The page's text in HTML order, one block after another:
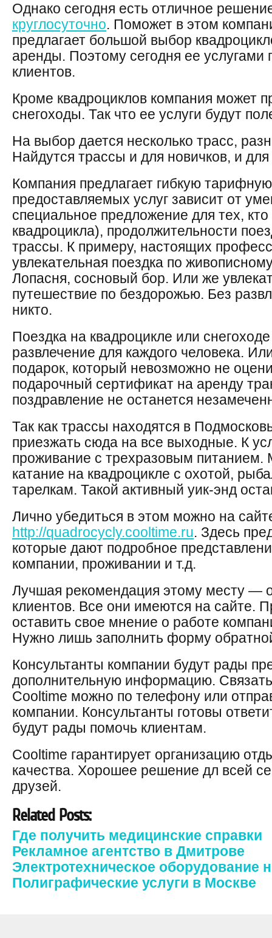
Однако сегодня есть отличное
круглосуточно. Поможет в этом
предлагает большой выбор
аренды. Поэтому сегодня ее услугами
клиентов.
Кроме квадроциклов компания может
снегоходы. Так что ее услуги будут
На выбор дается несколько трасс,
Найдутся трассы и для новичков, и
Компания предлагает гибкую
предоставляемых услуг зависит от
специальное предложение для тех,
квадроцикла), продолжительности
трассы. К примеру, настоящих
увлекательная поездка по
Лопасня, сосновый бор. Или же
путешествие по бездорожью. Без
никто.
Поездка на квадроцикле или
развлечение для каждого человека.
подарок, который невозможно не
подарочный сертификат на аренду
поздравление не останется
Так как трассы находятся в
приезжать сюда на все выходные. К
проживание с трехразовым питанием.
катание на квадроцикле с охотой,
тарелкам. Такой активный уик-энд
Лично убедиться в этом можно на
http://quadrocycly.cooltime.ru. Здесь
которые дают подробное
компании, проживании и т.д.
Лучшая рекомендация этому месту —
клиентов. Все они имеются на сайте.
оставить свое мнение о работе
Нужно лишь заполнить форму
Консультанты компании будут рады
дополнительную информацию.
Cooltime можно по телефону или
компании. Консультанты готовы
будут рады помочь клиентам.
Cooltime гарантирует организацию
качества. Хорошее решение дл всей
друзей.
Related Posts:
Где получить медицинские справки
Рекламное агентство в Дмитрове
Электротехническое оборудование
Полиграфические услуги в Москве